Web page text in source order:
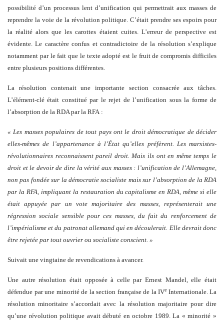
possibilité d’un processus lent d’unification qui permettrait aux masses de
reprendre la voie de la révolution politique. C’était prendre ses espoirs pour
la réalité alors que les carottes étaient cuites. L’erreur de perspective est
évidente. Le caractère confus et contradictoire de la résolution s’explique
notamment par le fait que le texte adopté est le fruit de compromis difficiles
entre plusieurs positions différentes.
La résolution contenait une importante section consacrée aux tâches.
L’élément-clé était constitué par le rejet de l’unification sous la forme de
l’absorption de la RDA par la RFA :
« Les masses populaires de tout pays ont le droit démocratique de décider
elles-mêmes de l’appartenance à l’État qu’elles préfèrent. Les marxistes-
révolutionnaires reconnaissent pareil droit. Mais ils ont en même temps le
droit et le devoir de dire la vérité aux masses : l’unification de l’Allemagne,
non pas fondée sur la démocratie socialiste mais sur l’absorption de la RDA
par la RFA, impliquant la restauration du capitalisme en RDA, même si elle
était appuyée par un vote majoritaire des masses, représenterait une
régression sociale sensible pour ces masses, du fait du renforcement de
l’impérialisme et du patronat allemand qui en découlerait. Elle devrait donc
être rejetée par tout ouvrier ou socialiste conscient. »
Suivait une vingtaine de revendications à avancer.
Une autre résolution était opposée à celle par Ernest Mandel, elle était
défendue par une minorité de la section française de la IVe Internationale. La
résolution minoritaire s’accordait avec la résolution majoritaire pour dire
qu’une révolution politique avait débuté en octobre 1989. La « minorité »